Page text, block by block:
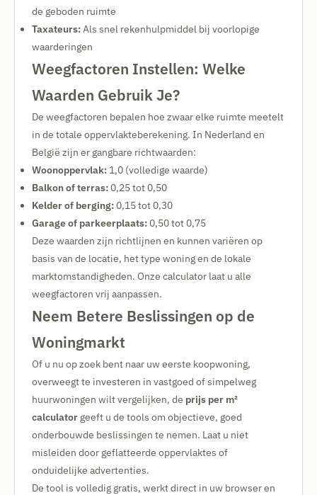
de geboden ruimte
Taxateurs:Als snel rekenhulpmiddel bij voorlopige
waarderingen
Weegfactoren Instellen: Welke
Waarden Gebruik Je?
De weegfactoren bepalen hoe zwaar elke ruimte meetelt
in de totale oppervlakteberekening. In Nederland en
België zijn er gangbare richtwaarden:
Woonoppervlak: 1,0 (volledige waarde)
Balkon of terras: 0,25 tot 0,50
Kelder of berging: 0,15 tot 0,30
Garage of parkeerplaats: 0,50 tot 0,75
Deze waarden zijn richtlijnen en kunnen variëren op
basis van de locatie, het type woning en de lokale
marktomstandigheden. Onze calculator laat u alle
weegfactoren vrij aanpassen.
Neem Betere Beslissingen op de
Woningmarkt
Of u nu op zoek bent naar uw eerste koopwoning,
overweegt te investeren in vastgoed of simpelweg
huurwoningen wilt vergelijken, de prijs per m²
calculator geeft u de tools om objectieve, goed
onderbouwde beslissingen te nemen. Laat u niet
misleiden door geflatteerde oppervlaktes of
onduidelijke advertenties.
De tool is volledig gratis, werkt direct in uw browser en